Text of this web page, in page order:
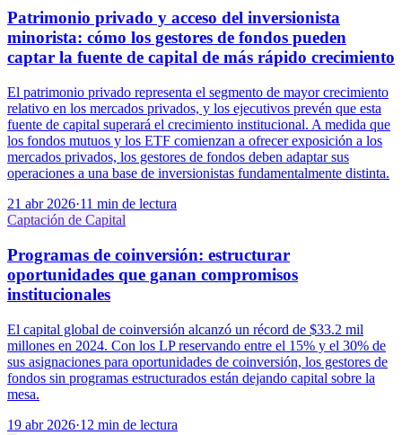
Patrimonio privado y acceso del inversionista
minorista: cómo los gestores de fondos pueden
captar la fuente de capital de más rápido crecimiento
El patrimonio privado representa el segmento de mayor crecimiento
relativo en los mercados privados, y los ejecutivos prevén que esta
fuente de capital superará el crecimiento institucional. A medida que
los fondos mutuos y los ETF comienzan a ofrecer exposición a los
mercados privados, los gestores de fondos deben adaptar sus
operaciones a una base de inversionistas fundamentalmente distinta.
21 abr 2026·11 min de lectura
Captación de Capital
Programas de coinversión: estructurar
oportunidades que ganan compromisos
institucionales
El capital global de coinversión alcanzó un récord de $33.2 mil
millones en 2024. Con los LP reservando entre el 15% y el 30% de
sus asignaciones para oportunidades de coinversión, los gestores de
fondos sin programas estructurados están dejando capital sobre la
mesa.
19 abr 2026·12 min de lectura